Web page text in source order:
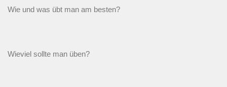
Wie und was übt man am besten?
Wieviel sollte man üben?